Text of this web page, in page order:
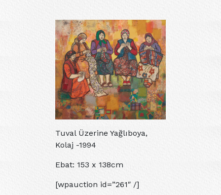
Tuval Üzerine Yağlıboya,
Kolaj -1994
Ebat: 153 x 138cm
[wpauction id=”261″ /]